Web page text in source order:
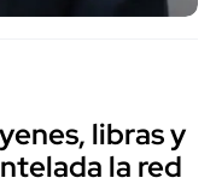
libras y
la red